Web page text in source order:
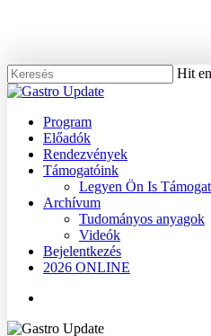
content
Hit
Close
Menu
Program
Előadók
Rendezvények
Támogatóink
Legyen Ön Is
Archívum
Tudományos anyagok
Videók
Bejelentkezés
2026 ONLINE